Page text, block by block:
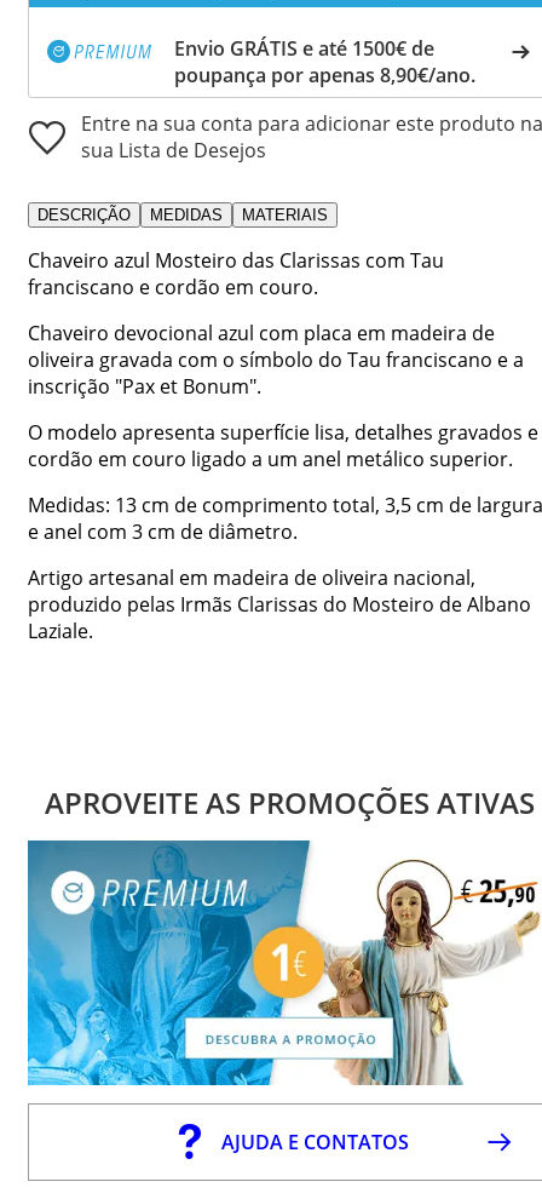
Envio GRÁTIS e até 1500€ de
poupança por apenas 8,90€/ano.
Entre na sua conta para adicionar este produto na
sua Lista de Desejos
DESCRIÇÃO MEDIDAS MATERIAIS
Chaveiro azul Mosteiro das Clarissas com Tau
franciscano e cordão em couro.
Chaveiro devocional azul com placa em madeira de
oliveira gravada com o símbolo do Tau franciscano e a
inscrição "Pax et Bonum".
O modelo apresenta superfície lisa, detalhes gravados e
cordão em couro ligado a um anel metálico superior.
Medidas: 13 cm de comprimento total, 3,5 cm de largura
e anel com 3 cm de diâmetro.
Artigo artesanal em madeira de oliveira nacional,
produzido pelas Irmãs Clarissas do Mosteiro de Albano
Laziale.
APROVEITE AS PROMOÇÕES ATIVAS
AJUDA E CONTATOS